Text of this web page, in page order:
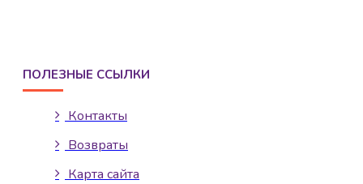
ПОЛЕЗНЫЕ ССЫЛКИ
Контакты
Возвраты
Карта сайта